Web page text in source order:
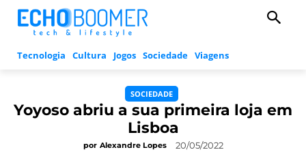
Tecnologia Cultura Jogos Sociedade Viagens
SOCIEDADE
Yoyoso abriu a sua primeira loja em
Lisboa
por Alexandre Lopes 20/05/2022